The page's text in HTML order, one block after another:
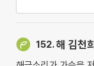
152.해 김천